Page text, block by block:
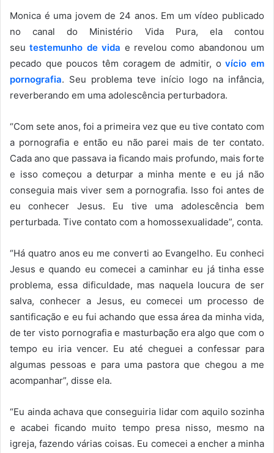
Monica é uma jovem de 24 anos. Em um vídeo publicado
no canal do Ministério Vida Pura, ela contou
seutestemunho de vida e revelou como abandonou um
pecado que poucos têm coragem de admitir, ovício em
pornografia. Seu problema teve início logo na infância,
reverberando em uma adolescência perturbadora.
“Com sete anos, foi a primeira vez que eu tive contato com
a pornografia e então eu não parei mais de ter contato.
Cada ano que passava ia ficando mais profundo, mais forte
e isso começou a deturpar a minha mente e eu já não
conseguia mais viver sem a pornografia. Isso foi antes de
eu conhecer Jesus. Eu tive uma adolescência bem
perturbada. Tive contato com a homossexualidade”, conta.
“Há quatro anos eu me converti ao Evangelho. Eu conheci
Jesus e quando eu comecei a caminhar eu já tinha esse
problema, essa dificuldade, mas naquela loucura de ser
salva, conhecer a Jesus, eu comecei um processo de
santificação e eu fui achando que essa área da minha vida,
de ter visto pornografia e masturbação era algo que com o
tempo eu iria vencer. Eu até cheguei a confessar para
algumas pessoas e para uma pastora que chegou a me
acompanhar”, disse ela.
“Eu ainda achava que conseguiria lidar com aquilo sozinha
e acabei ficando muito tempo presa nisso, mesmo na
igreja, fazendo várias coisas. Eu comecei a encher a minha